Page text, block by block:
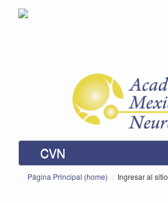
CVN
Instrucciones
Página Principal (home) / Ingresar al sitio